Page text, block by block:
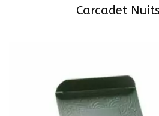
Carcadet